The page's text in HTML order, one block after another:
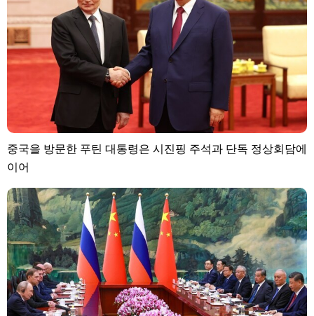
중국을 방문한 푸틴 대통령은 시진핑 주석과 단독 정상회담에
이어